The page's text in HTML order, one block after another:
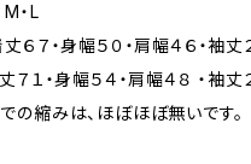
M・L
６７・身幅５０・肩幅４６・袖丈
７１・身幅５４・肩幅４８ ・袖丈
の縮みは、ほぼほぼ無いです。